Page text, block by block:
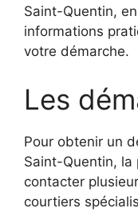
Saint-Quentin,
informations
votre démarche.
Les
Pour obtenir un
Saint-Quentin, la
contacter
courtiers